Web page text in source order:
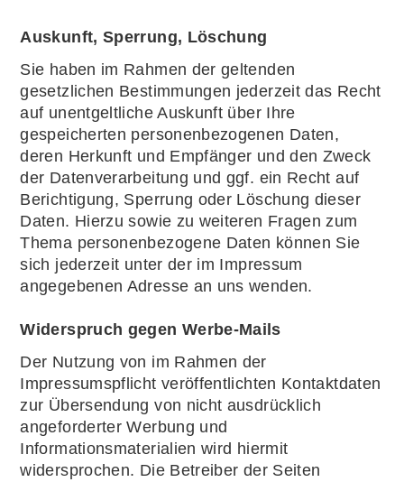
Auskunft, Sperrung, Löschung
Sie haben im Rahmen der geltenden
gesetzlichen Bestimmungen jederzeit das Recht
auf unentgeltliche Auskunft über Ihre
gespeicherten personenbezogenen Daten,
deren Herkunft und Empfänger und den Zweck
der Datenverarbeitung und ggf. ein Recht auf
Berichtigung, Sperrung oder Löschung dieser
Daten. Hierzu sowie zu weiteren Fragen zum
Thema personenbezogene Daten können Sie
sich jederzeit unter der im Impressum
angegebenen Adresse an uns wenden.
Widerspruch gegen Werbe-Mails
Der Nutzung von im Rahmen der
Impressumspflicht veröffentlichten Kontaktdaten
zur Übersendung von nicht ausdrücklich
angeforderter Werbung und
Informationsmaterialien wird hiermit
widersprochen. Die Betreiber der Seiten